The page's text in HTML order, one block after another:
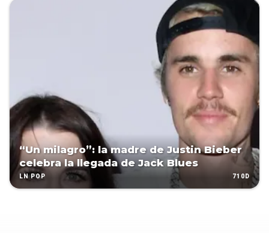
“Un milagro”: la madre de Justin Bieber
celebra la llegada de Jack Blues
LN POP 710D